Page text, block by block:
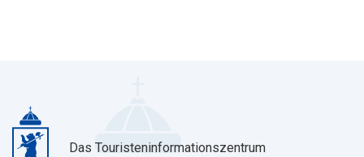
Das Touristeninformationszentrum